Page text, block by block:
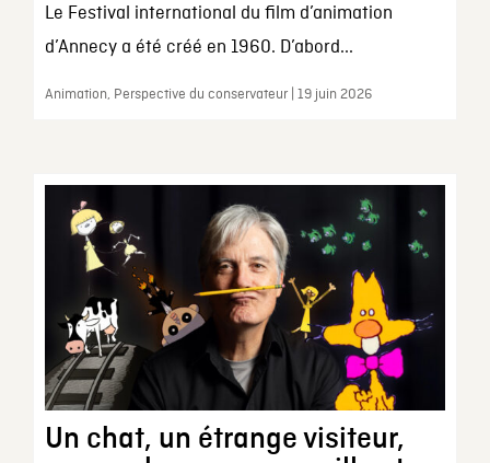
Le Festival international du film d’animation
d’Annecy a été créé en 1960. D’abord...
Animation, Perspective du conservateur | 19 juin 2026
Un chat, un étrange visiteur,